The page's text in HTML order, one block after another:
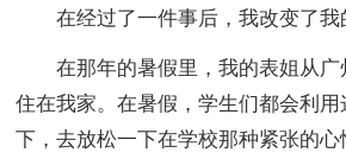
在经过了一件事后，我改变了我
在那年的暑假里，我的表姐从广
住在我家。在暑假，学生们都会利
下，去放松一下在学校那种紧张的